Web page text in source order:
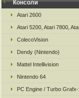
Консоли
Atari 2600
Atari 5200, Atari 7800,
ColecoVision
Dendy (Nintendo)
Mattel Intellivision
Nintendo 64
PC Engine / Turbo